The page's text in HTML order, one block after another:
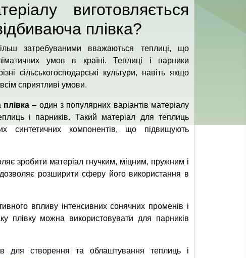
виготовляється
плівка?
затребуваними вважаються теплиці, що
умов в країні. Теплиці і парники
сільськогосподарські культури, навіть якщо
сприятливі умови.
– один з популярних варіантів матеріалу
і парників. Такий матеріал для теплиць
синтетичних компонентів, що підвищують
зробити матеріал гнучким, міцним, пружним і
розширити сферу його використання в
впливу інтенсивних сонячних променів і
плівку можна використовувати для парників
для створення та облаштування теплиць і